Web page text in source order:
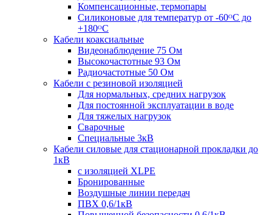
Компенсационные, термопары
Силиконовые для температур от -60ᴼC до
+180ᴼС
Кабели коаксиальные
Видеонаблюдение 75 Ом
Высокочастотные 93 Ом
Радиочастотные 50 Ом
Кабели с резиновой изоляцией
Для нормальных, средних нагрузок
Для постоянной эксплуатации в воде
Для тяжелых нагрузок
Сварочные
Специальные 3кВ
Кабели силовые для стационарной прокладки до
1кВ
c изоляцией XLPE
Бронированные
Воздушные линии передач
ПВХ 0,6/1кВ